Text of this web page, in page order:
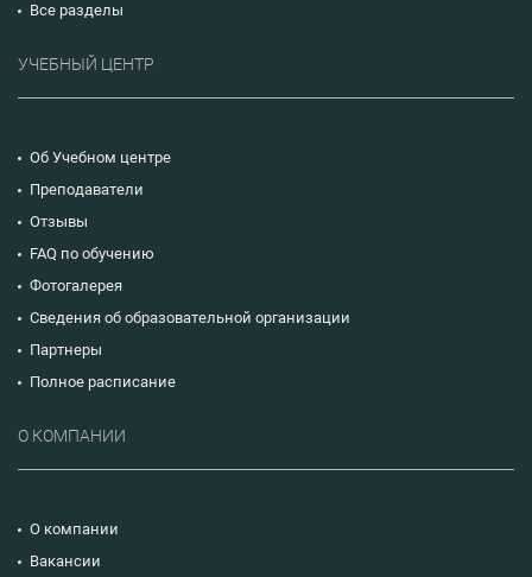
Все разделы
УЧЕБНЫЙ ЦЕНТР
Об Учебном центре
Преподаватели
Отзывы
FAQ по обучению
Фотогалерея
Сведения об образовательной организации
Партнеры
Полное расписание
О КОМПАНИИ
О компании
Вакансии